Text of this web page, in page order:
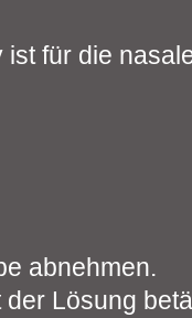
für die
abnehmen.
der Lösung